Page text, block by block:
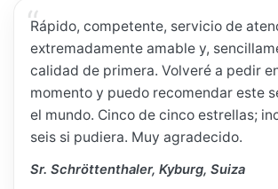
Rápido, competente, servicio de
extremadamente amable y,
calidad de primera. Volveré a pedir
momento y puedo recomendar este
el mundo. Cinco de cinco estrellas;
seis si pudiera. Muy agradecido.
Sr. Schröttenthaler, Kyburg, Suiza